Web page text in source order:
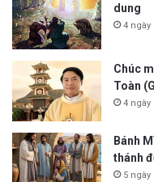
dung
4 ngày
Chúc
Toàn
4 ngày
Bánh
thánh
5 ngày